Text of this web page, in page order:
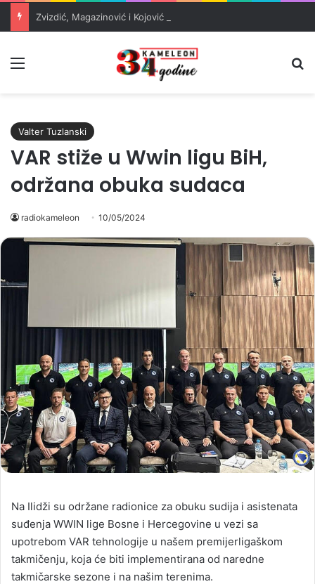
Valter Tuzlanski
VAR stiže u Wwin ligu BiH,
održana obuka sudaca
radiokameleon 10/05/2024
Na Ilidži su održane radionice za obuku sudija i asistenata
suđenja WWIN lige Bosne i Hercegovine u vezi sa
upotrebom VAR tehnologije u našem premijerligaškom
takmičenju, koja će biti implementirana od naredne
takmičarske sezone i na našim terenima.